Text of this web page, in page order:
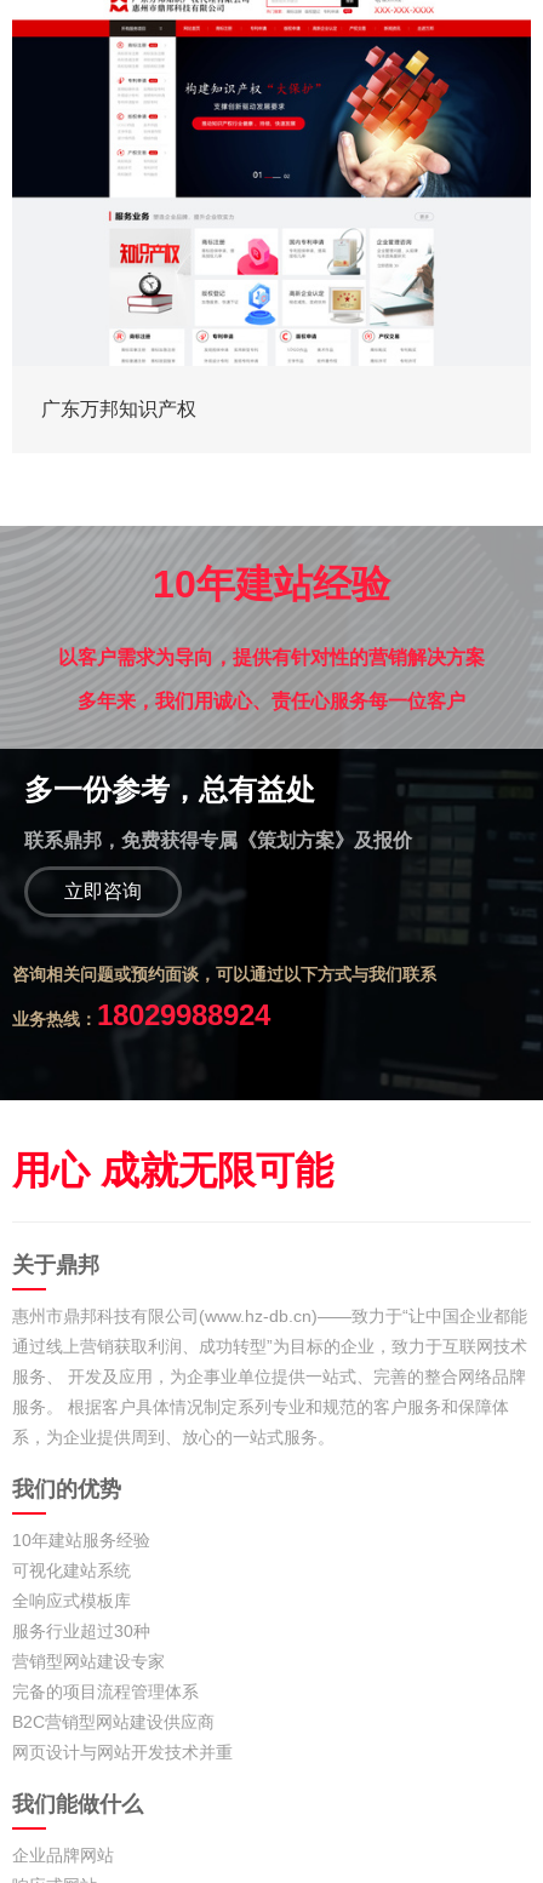
广东万邦知识产权
10年建站经验
以客户需求为导向，提供有针对性的营销解决方案
多年来，我们用诚心、责任心服务每一位客户
多一份参考，总有益处
联系鼎邦，免费获得专属《策划方案》及报价
立即咨询
咨询相关问题或预约面谈，可以通过以下方式与我们联系
业务热线： 18029988924
用心 成就无限可能
关于鼎邦
惠州市鼎邦科技有限公司(www.hz-db.cn)——致力于“让中国企业都能
通过线上营销获取利润、成功转型”为目标的企业，致力于互联网技术
服务、 开发及应用，为企事业单位提供一站式、完善的整合网络品牌
服务。 根据客户具体情况制定系列专业和规范的客户服务和保障体
系，为企业提供周到、放心的一站式服务。
我们的优势
10年建站服务经验
可视化建站系统
全响应式模板库
服务行业超过30种
营销型网站建设专家
完备的项目流程管理体系
B2C营销型网站建设供应商
网页设计与网站开发技术并重
我们能做什么
企业品牌网站